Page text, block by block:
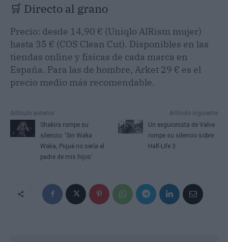
🛒 Directo al grano
Precio: desde 14,90 € (Uniqlo AIRism mujer)
hasta 35 € (COS Clean Cut). Disponibles en las
tiendas online y físicas de cada marca en
España. Para las de hombre, Arket 29 € es el
precio medio más recomendable.
Artículo anterior
Shakira rompe su
silencio: 'Sin Waka
Waka, Piqué no sería el
padre de mis hijos'
Artículo siguiente
Un exguionista de Valve
rompe su silencio sobre
Half-Life 3